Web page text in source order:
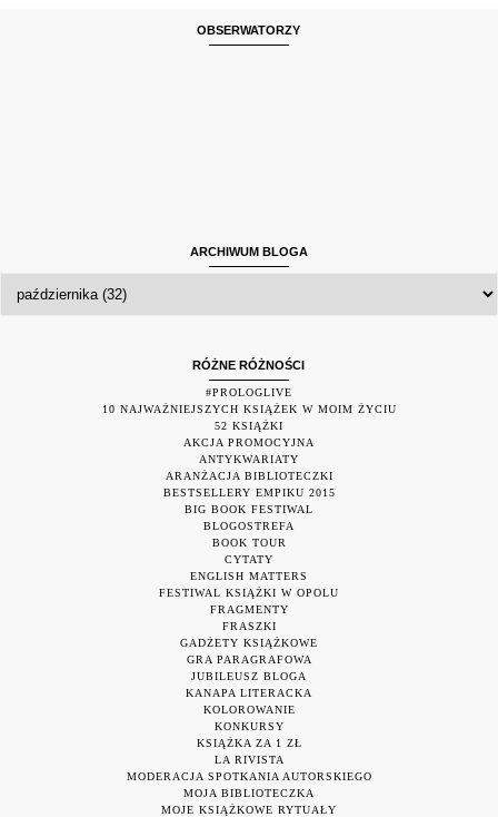
OBSERWATORZY
ARCHIWUM BLOGA
RÓŻNE RÓŻNOŚCI
#PROLOGLIVE
10 NAJWAŻNIEJSZYCH KSIĄŻEK W MOIM ŻYCIU
52 KSIĄŻKI
AKCJA PROMOCYJNA
ANTYKWARIATY
ARANŻACJA BIBLIOTECZKI
BESTSELLERY EMPIKU 2015
BIG BOOK FESTIWAL
BLOGOSTREFA
BOOK TOUR
CYTATY
ENGLISH MATTERS
FESTIWAL KSIĄŻKI W OPOLU
FRAGMENTY
FRASZKI
GADŻETY KSIĄŻKOWE
GRA PARAGRAFOWA
JUBILEUSZ BLOGA
KANAPA LITERACKA
KOLOROWANIE
KONKURSY
KSIĄŻKA ZA 1 ZŁ
LA RIVISTA
MODERACJA SPOTKANIA AUTORSKIEGO
MOJA BIBLIOTECZKA
MOJE KSIĄŻKOWE RYTUAŁY